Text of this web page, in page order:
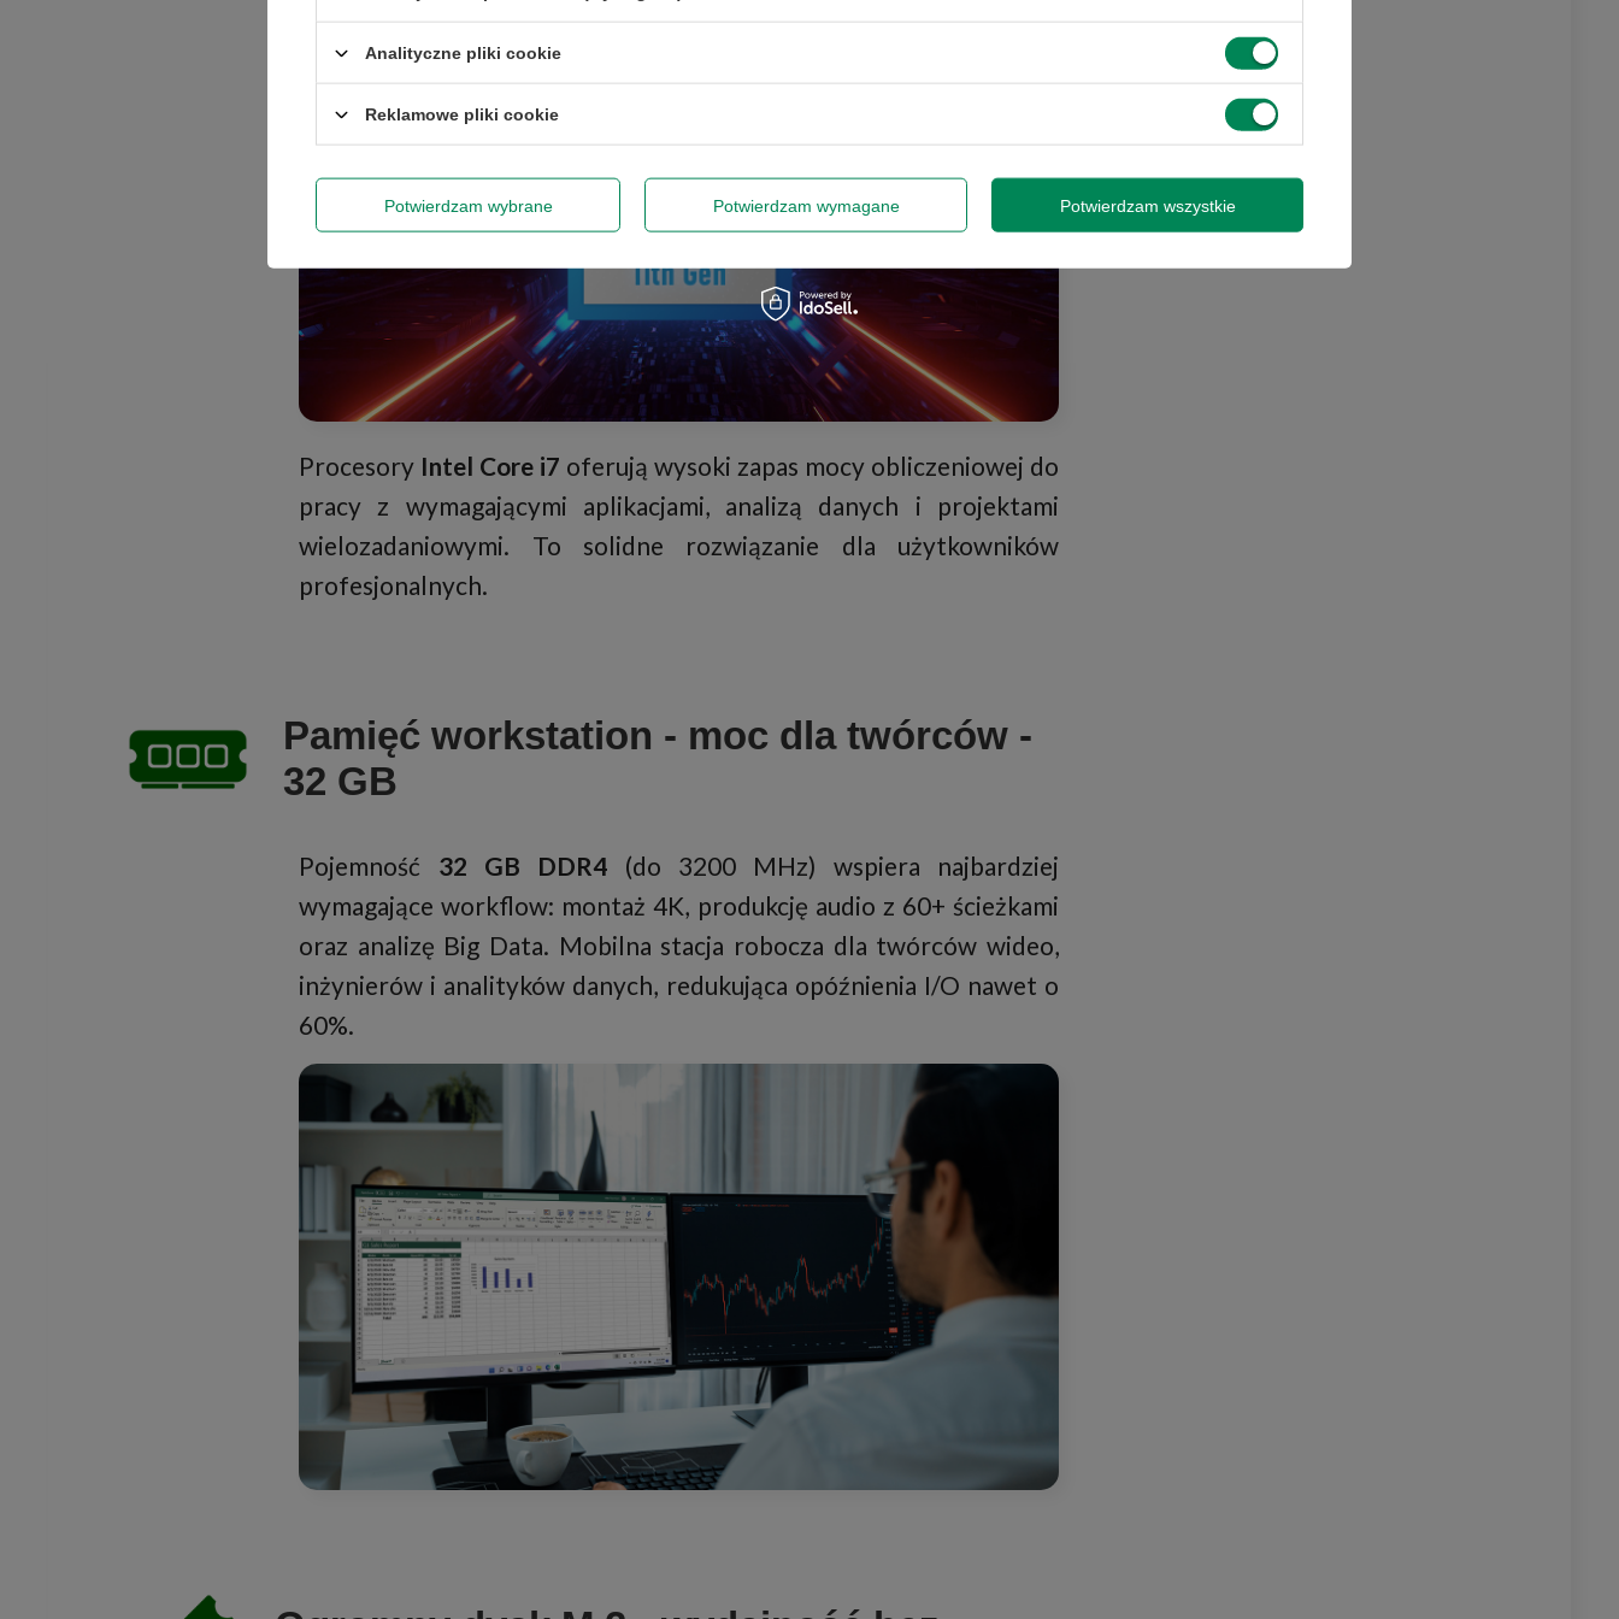
Procesory Intel Core i7 oferują wysoki zapas mocy obliczeniowej do
pracy z wymagającymi aplikacjami, analizą danych i projektami
wielozadaniowymi. To solidne rozwiązanie dla użytkowników
profesjonalnych.
Pamięć workstation - moc dla twórców -
32 GB
Pojemność 32 GB DDR4 (do 3200 MHz) wspiera najbardziej
wymagające workflow: montaż 4K, produkcję audio z 60+ ścieżkami
oraz analizę Big Data. Mobilna stacja robocza dla twórców wideo,
inżynierów i analityków danych, redukująca opóźnienia I/O nawet o
60%.
Analityczne pliki cookie
Reklamowe pliki cookie
Potwierdzam wybrane Potwierdzam wymagane Potwierdzam wszystkie